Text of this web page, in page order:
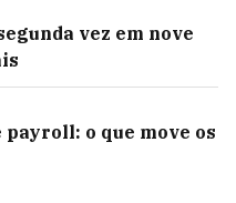
vez em nove
o que move os